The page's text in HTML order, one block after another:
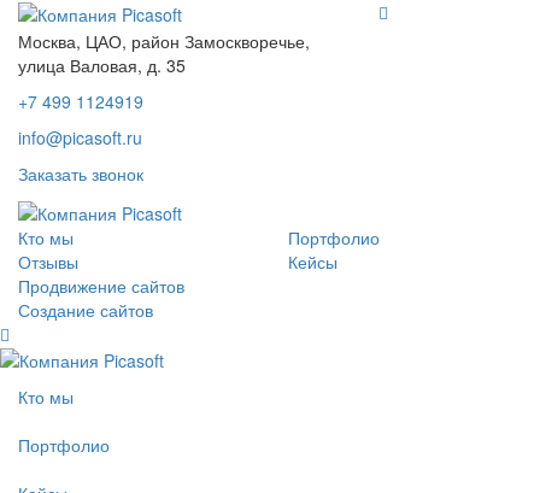
Москва, ЦАО, район Замоскворечье,
улица Валовая, д. 35
+7 499 1124919
info@picasoft.ru
Заказать звонок
Кто мы
Отзывы
Портфолио
Кейсы
Продвижение сайтов
Создание сайтов
Кто мы
Портфолио